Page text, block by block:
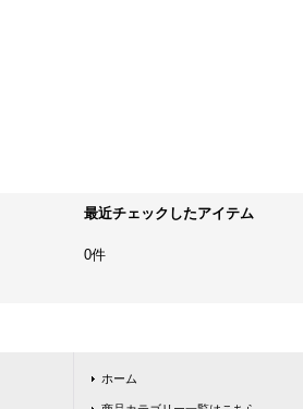
最近チェックしたアイテム
0件
ホーム